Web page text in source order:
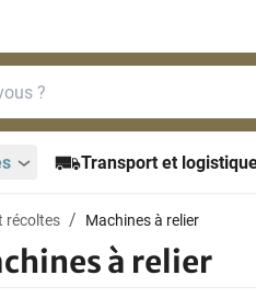
Transport et
récoltes Machines à relier
à relier